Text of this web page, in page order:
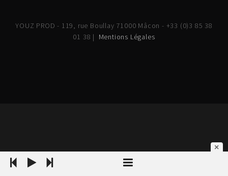
YOUZ PROD - 119, rue Boullay 71000 Mâcon - +33 (0)3 85 38
01 38 | Mentions Légales